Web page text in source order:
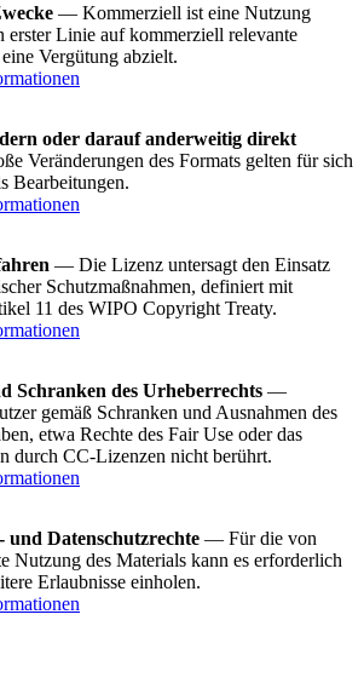
— Kommerziell ist eine Nutzung
erster Linie auf kommerziell relevante
Vergütung abzielt.
oder darauf anderweitig direkt
Veränderungen des Formats gelten für sich
Bearbeitungen.
— Die Lizenz untersagt den Einsatz
Schutzmaßnahmen, definiert mit
11 des WIPO Copyright Treaty.
Schranken des Urheberrechts —
gemäß Schranken und Ausnahmen des
etwa Rechte des Fair Use oder das
durch CC-Lizenzen nicht berührt.
und Datenschutzrechte — Für die von
Nutzung des Materials kann es erforderlich
Erlaubnisse einholen.